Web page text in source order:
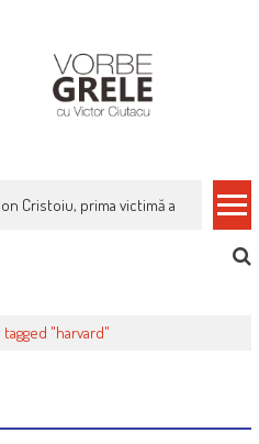
Cristoiu, prima victimă a noi
"harvard"